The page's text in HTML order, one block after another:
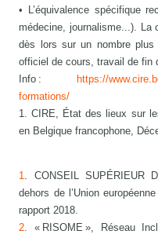
• L’équivalence spécifique
médecine, journalisme...). La
dès lors sur un nombre plus
officiel de cours, travail de fin
Info :
https://
formations/
1. CIRE, État des lieux sur
en Belgique francophone,
1. CONSEIL SUPÉRIEUR
dehors de l’Union
rapport 2018.
2. « RISOME », Réseau